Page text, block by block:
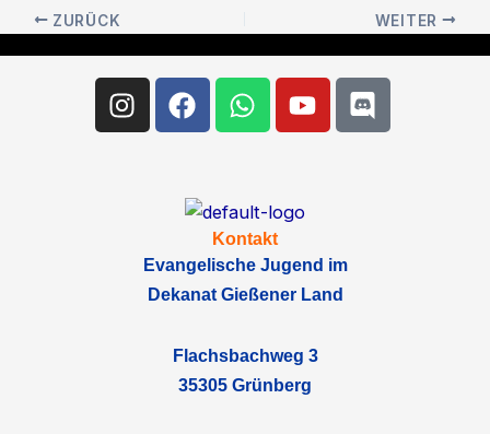
ZURÜCK WEITER
Instagram
FacebookWhatsapp
YoutubeDiscord
Kontakt
Evangelische Jugend im
Dekanat Gießener Land
Flachsbachweg 3
35305 Grünberg